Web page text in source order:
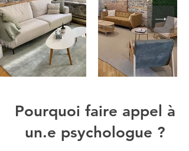
Pourquoi faire appel à
un.e psychologue ?